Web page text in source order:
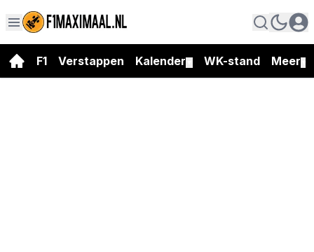
F1 Verstappen Kalender WK-stand Meer